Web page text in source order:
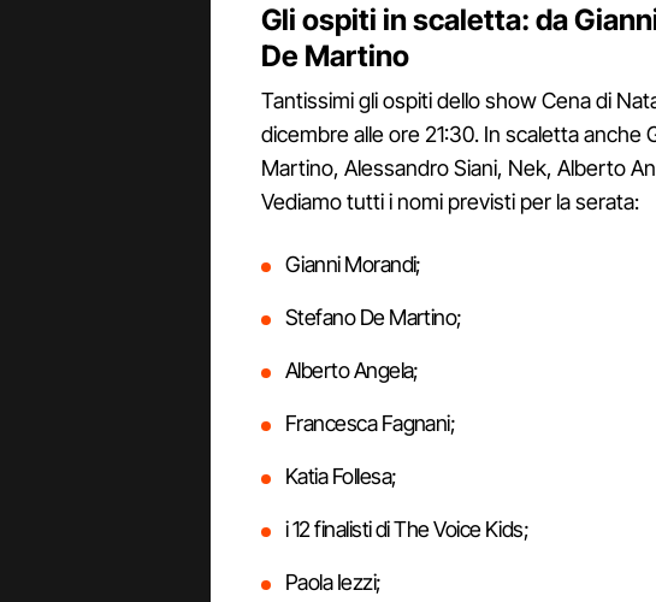
Gli ospiti in scaletta: da
De Martino
Tantissimi gli ospiti dello show Cena di
dicembre alle ore 21:30. In scaletta anche
Martino, Alessandro Siani, Nek, Alberto
Vediamo tutti i nomi previsti per la serata:
Gianni Morandi;
Stefano De Martino;
Alberto Angela;
Francesca Fagnani;
Katia Follesa;
i 12 finalisti di The Voice Kids;
Paola Iezzi;